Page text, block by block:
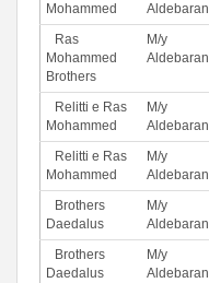
Mohammed
Aldebaran
Ras
Mohammed
Brothers
M/y
Aldebaran
Relitti e Ras
Mohammed
M/y
Aldebaran
Relitti e Ras
Mohammed
M/y
Aldebaran
Brothers
Daedalus
M/y
Aldebaran
Brothers
Daedalus
M/y
Aldebaran